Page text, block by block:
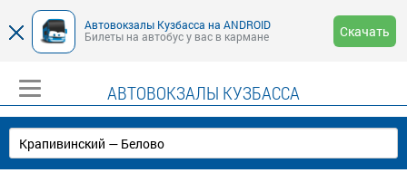
Автовокзалы Кузбасса на ANDROID
Билеты на автобус у вас в кармане
Скачать
АВТОВОКЗАЛЫ КУЗБАССА